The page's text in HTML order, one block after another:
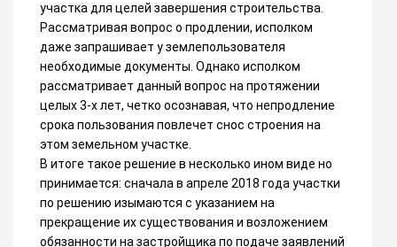
участка для целей завершения строительства.
Рассматривая вопрос о продлении, исполком
даже запрашивает у землепользователя
необходимые документы. Однако исполком
рассматривает данный вопрос на протяжении
целых 3-х лет, четко осознавая, что непродление
срока пользования повлечет снос строения на
этом земельном участке.
В итоге такое решение в несколько ином виде но
принимается: сначала в апреле 2018 года участки
по решению изымаются с указанием на
прекращение их существования и возложением
обязанности на застройщика по подаче заявлений